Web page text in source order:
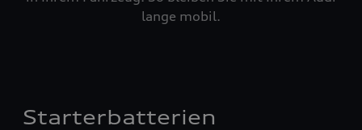
lange mobil.
Starterbatterien